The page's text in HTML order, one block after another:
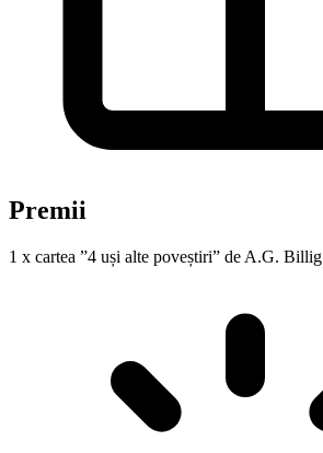
Premii
1 x cartea ”4 uși alte poveștiri” de A.G. Billig